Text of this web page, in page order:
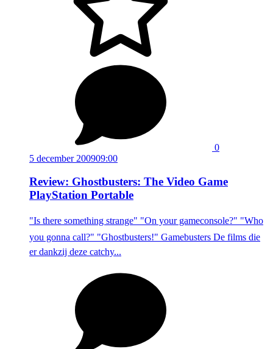
0
5 december 200909:00
Review: Ghostbusters: The Video Game
PlayStation Portable
"Is there something strange" "On your gameconsole?" "Who
you gonna call?" "Ghostbusters!" Gamebusters De films die
er dankzij deze catchy...